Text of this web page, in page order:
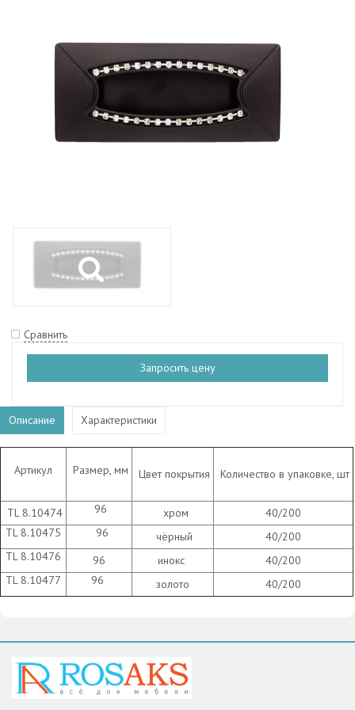
Сравнить
Запросить цену
Описание Характеристики
Артикул Размер, мм Цвет покрытия Количество в упаковке, шт
TL 8.10474 96 хром
40/200
TL 8.10475
96 чёрный
40/200
TL 8.10476
96 инокс
40/200
TL 8.10477
96 золото 40/200